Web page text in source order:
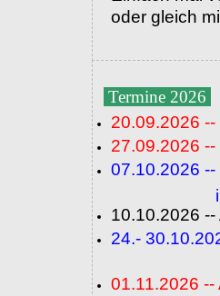
oder gleich
Termine 2026
20.09.2026
27.09.2026
07.10.2026
im
10.10.2026
24.-
01.11.2026 --